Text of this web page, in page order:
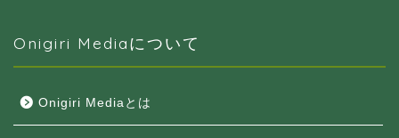
Onigiri Mediaについて
Onigiri Mediaとは